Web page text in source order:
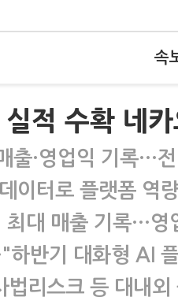
속
적 수확 네
출·영업익 기록…
이터로 플랫폼 역
최대 매출 기록…
반기 대화형 AI
법리스크 등 대내